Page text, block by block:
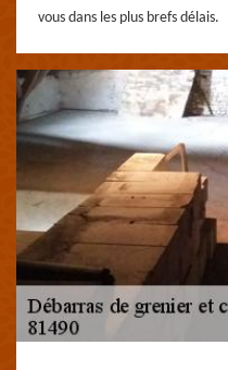
vous dans les plus brefs délais.